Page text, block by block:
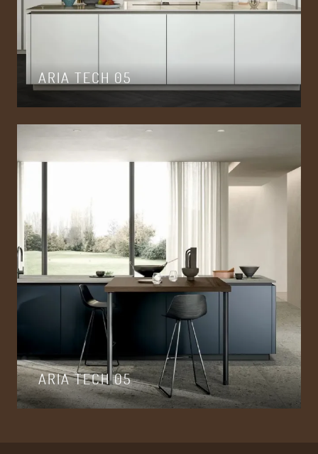
ARIA TECH 05
ARIA TECH 05